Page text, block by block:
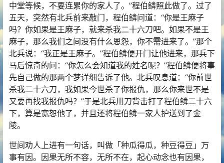
中堂等候，不要连累你的家人了。”程伯鳞照此做了。过了
五天，突然有北兵前来敲门，程伯鳞问道：“你是王麻子
吗？你如果是王麻子，就来杀我二十六刀吧。如果不是王
麻子，那么我们之间没有什么恩怨，你不需进来了。”那个
北兵说：“我正是王麻子。”程伯鳞便开门让他进来，那兵下
马后惊奇的问：“你怎么会知道我的姓名呢？”程伯鳞便将事
先自己做的那两个梦详细告诉了他。北兵叹息道：“你前世
杀我二十六刀，我如果今世杀了你报仇，那么你来世不是
又要再找我报仇吗？”于是北兵用刀背击打了程伯鳞二十六
下，算是宽恕他了，并且还将程伯鳞一家人护送到了金
陵。
世间劝人上进有一句话，叫做「种瓜得瓜，种豆得豆」万
事有因。因果无所不容，无所不在，起心动念也有因果，